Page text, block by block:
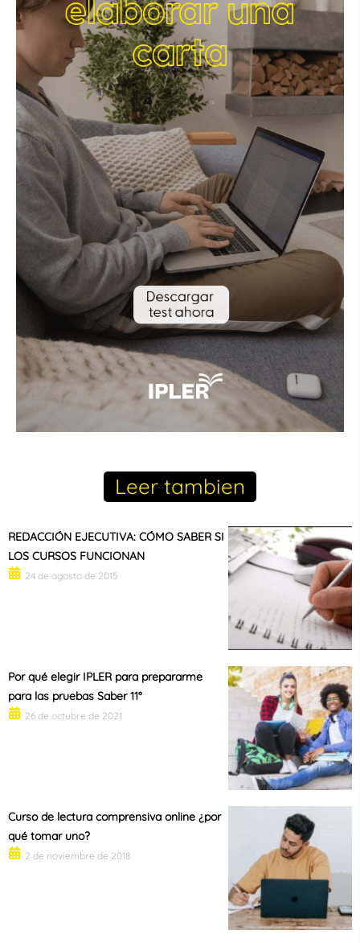
Leer tambien
REDACCIÓN EJECUTIVA: CÓMO SABER SI
LOS CURSOS FUNCIONAN
24 de agosto de 2015
Por qué elegir IPLER para prepararme
para las pruebas Saber 11°
26 de octubre de 2021
Curso de lectura comprensiva online ¿por
qué tomar uno?
2 de noviembre de 2018